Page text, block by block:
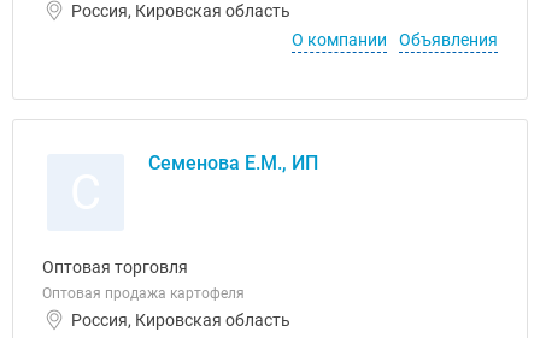
Россия, Кировская область
О компании
Объявления
Семенова Е.М., ИП
Оптовая торговля
Оптовая продажа картофеля
Россия, Кировская область